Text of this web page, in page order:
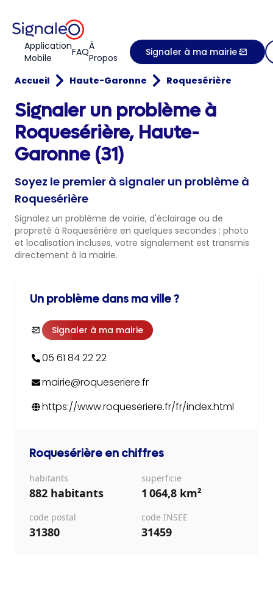
Application
Mobile
FAQÀ
Propos
Signaler à ma mairie
Accueil Haute-Garonne Roquesérière
Signaler un problème à
Roquesérière, Haute-
Garonne (31)
Soyez le premier à signaler un problème à
Roquesérière
Signalez un problème de voirie, d'éclairage ou de
propreté à Roquesérière en quelques secondes : photo
et localisation incluses, votre signalement est transmis
directement à la mairie.
Un problème dans ma ville ?
Signaler à ma mairie
05 61 84 22 22
mairie@roqueseriere.fr
https://www.roqueseriere.fr/fr/index.html
Roquesérière en chiffres
habitants
882 habitants
superficie
1 064,8 km²
code postal
31380
code INSEE
31459